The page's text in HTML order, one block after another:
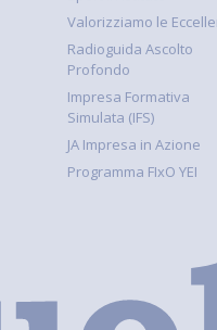
Valorizziamo le
Radioguida Ascolto
Profondo
Impresa Formativa
Simulata (IFS)
JA Impresa in Azione
Programma FIxO YEI